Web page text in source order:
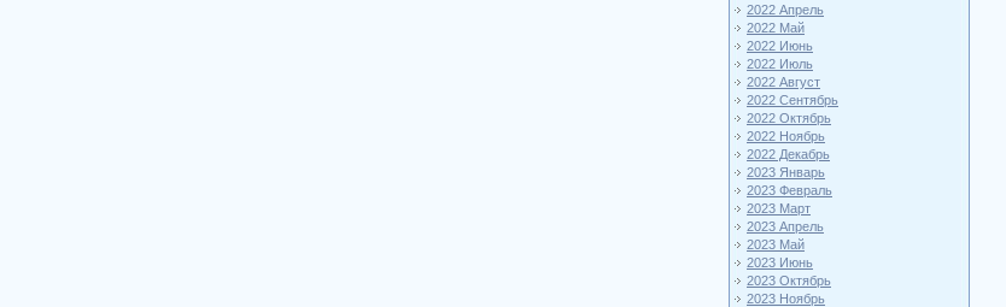
2022 Апрель
2022 Май
2022 Июнь
2022 Июль
2022 Август
2022 Сентябрь
2022 Октябрь
2022 Ноябрь
2022 Декабрь
2023 Январь
2023 Февраль
2023 Март
2023 Апрель
2023 Май
2023 Июнь
2023 Октябрь
2023 Ноябрь